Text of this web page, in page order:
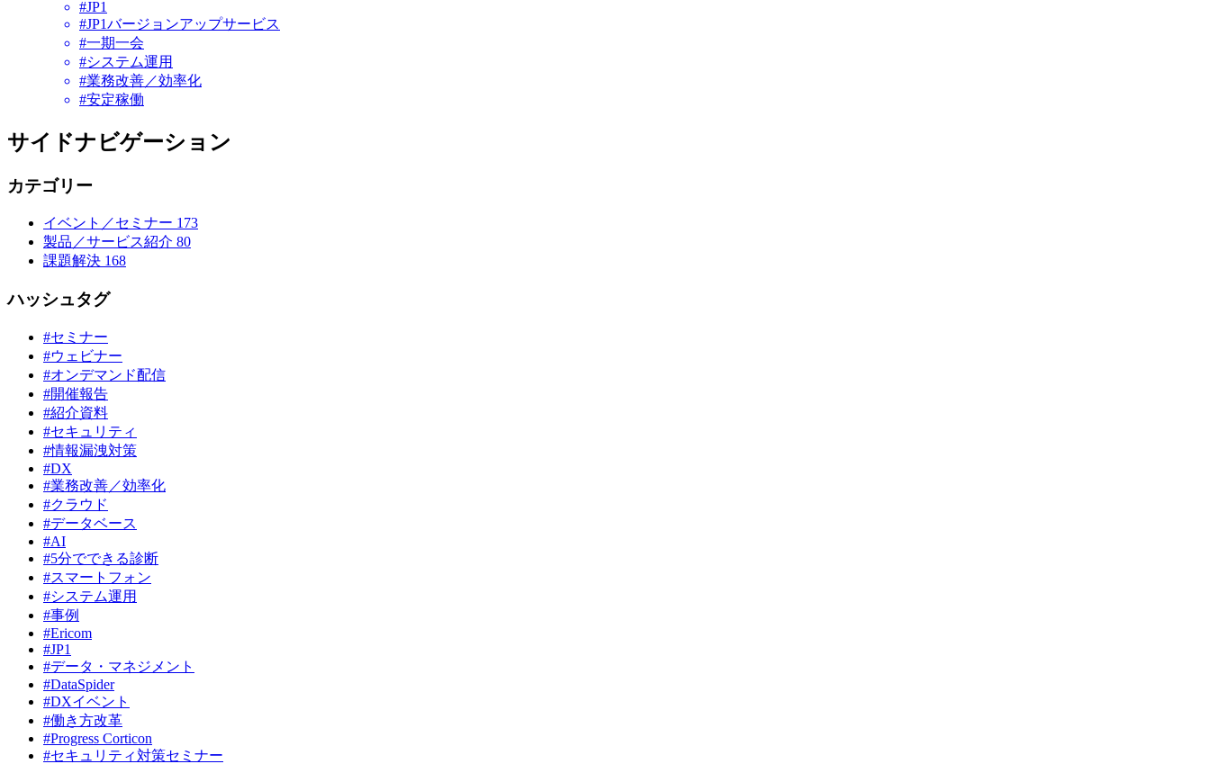
#JP1
#JP1バージョンアップサービス
#一期一会
#システム運用
#業務改善／効率化
#安定稼働
サイドナビゲーション
カテゴリー
イベント／セミナー 173
製品／サービス紹介 80
課題解決 168
ハッシュタグ
#セミナー
#ウェビナー
#オンデマンド配信
#開催報告
#紹介資料
#セキュリティ
#情報漏洩対策
#DX
#業務改善／効率化
#クラウド
#データベース
#AI
#5分でできる診断
#スマートフォン
#システム運用
#事例
#Ericom
#JP1
#データ・マネジメント
#DataSpider
#DXイベント
#働き方改革
#Progress Corticon
#セキュリティ対策セミナー